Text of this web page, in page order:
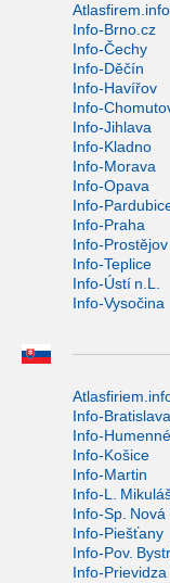
Atlasfirem.info
Info-Brno.cz
Info-Čechy
Info-Děčín
Info-Havířov
Info-
Info-Jihlava
Info-Kladno
Info-Morava
Info-Opava
Info-
Info-Praha
Info-Prostějov
Info-Teplice
Info-Ústí n.L.
Info-Vysočina
Info-Bratislava
Info-Humenné
Info-Košice
Info-Martin
Info-L.
Info-Sp. Nová
Info-Piešťany
Info-Pov.
Info-Prievidza